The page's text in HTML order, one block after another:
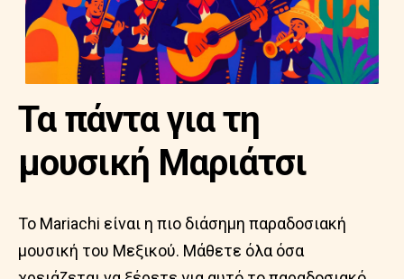
Τα πάντα για τη
μουσική Μαριάτσι
Το Mariachi είναι η πιο διάσημη παραδοσιακή
μουσική του Μεξικού. Μάθετε όλα όσα